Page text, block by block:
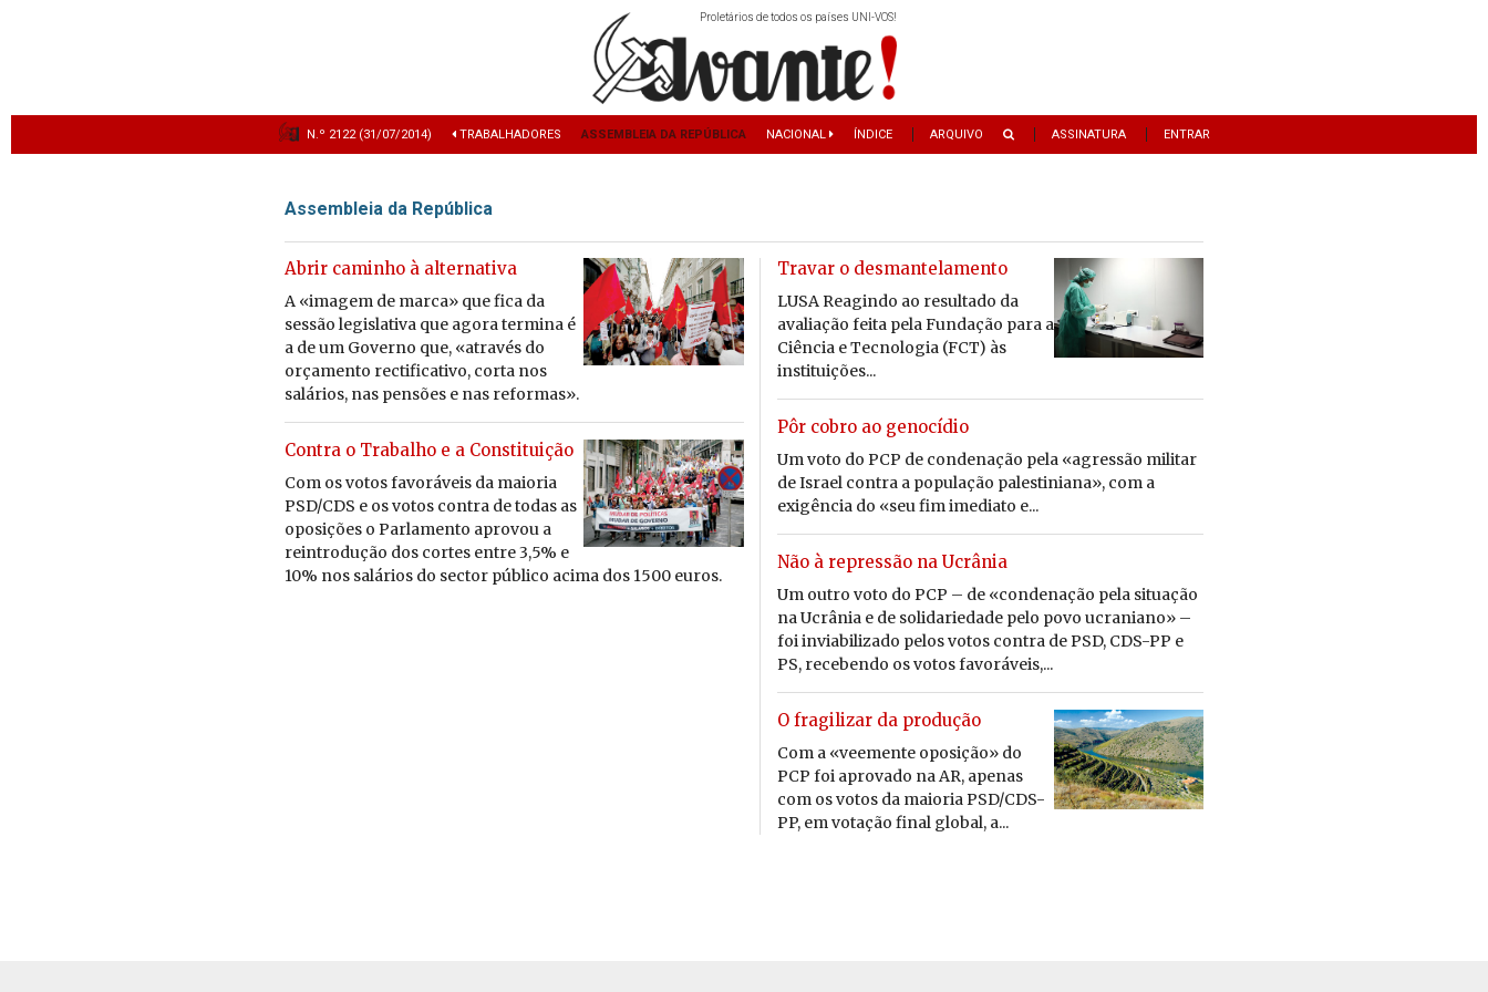
Proletários de todos os países UNI-VOS!
N.º 2122 (31/07/2014) TRABALHADORES ASSEMBLEIA DA REPÚBLICA NACIONAL ÍNDICE ARQUIVO ASSINATURA ENTRAR
Assembleia da República
Abrir caminho à alternativa
A «imagem de marca» que fica da
sessão le­gis­la­tiva que agora ter­mina é
a de um Go­verno que, «através do
or­ça­mento rec­ti­fi­ca­tivo, corta nos
sa­lá­rios, nas pen­sões e nas re­formas».
Contra o Trabalho e a Constituição
Com os votos fa­vo­rá­veis da mai­oria
PSD/​CDS e os votos contra de todas as
opo­si­ções o Par­la­mento aprovou a
rein­tro­dução dos cortes entre 3,5% e
10% nos sa­lá­rios do sector pú­blico acima dos 1500 euros.
Travar o desmantelamento
LUSA Reagindo ao resultado da
avaliação feita pela Fundação para a
Ciência e Tecnologia (FCT) às
instituições...
Pôr cobro ao genocídio
Um voto do PCP de condenação pela «agressão militar
de Israel contra a população palestiniana», com a
exigência do «seu fim imediato e...
Não à repressão na Ucrânia
Um outro voto do PCP – de «condenação pela situação
na Ucrânia e de solidariedade pelo povo ucraniano» –
foi inviabilizado pelos votos contra de PSD, CDS-PP e
PS, recebendo os votos favoráveis,...
O fragilizar da produção
Com a «veemente oposição» do
PCP foi aprovado na AR, apenas
com os votos da maioria PSD/CDS-
PP, em votação final global, a...